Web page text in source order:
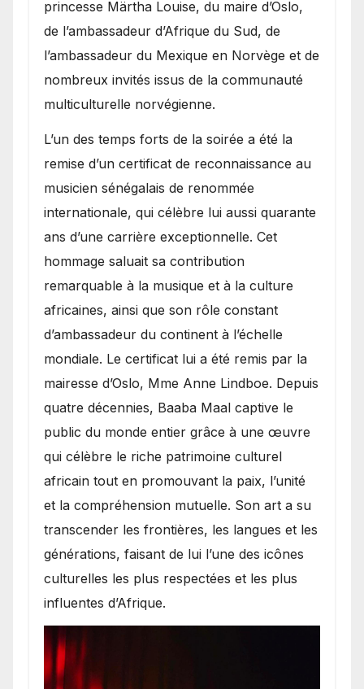
princesse Märtha Louise, du maire d’Oslo,
de l’ambassadeur d’Afrique du Sud, de
l’ambassadeur du Mexique en Norvège et de
nombreux invités issus de la communauté
multiculturelle norvégienne.
​L’un des temps forts de la soirée a été la
remise d’un certificat de reconnaissance au
musicien sénégalais de renommée
internationale, qui célèbre lui aussi quarante
ans d’une carrière exceptionnelle. Cet
hommage saluait sa contribution
remarquable à la musique et à la culture
africaines, ainsi que son rôle constant
d’ambassadeur du continent à l’échelle
mondiale. Le certificat lui a été remis par la
mairesse d’Oslo, Mme Anne Lindboe. Depuis
quatre décennies, Baaba Maal captive le
public du monde entier grâce à une œuvre
qui célèbre le riche patrimoine culturel
africain tout en promouvant la paix, l’unité
et la compréhension mutuelle. Son art a su
transcender les frontières, les langues et les
générations, faisant de lui l’une des icônes
culturelles les plus respectées et les plus
influentes d’Afrique.